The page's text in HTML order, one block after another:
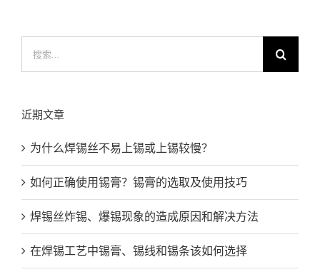
近期文章
为什么焊锡丝不易上锡或上锡较慢？
如何正确使用锡膏？锡膏的选取及使用技巧
焊锡丝炸锡、爆锡现象的造成原因和解决方法
在焊锡工艺中锡膏、锡线和锡条该如何选择